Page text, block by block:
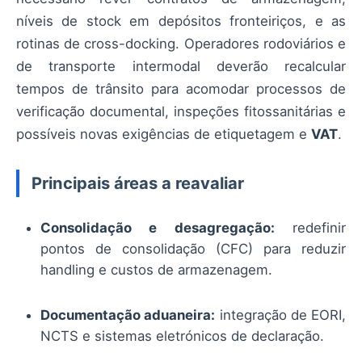
níveis de stock em depósitos fronteiriços, e as
rotinas de cross-docking. Operadores rodoviários e
de transporte intermodal deverão recalcular
tempos de trânsito para acomodar processos de
verificação documental, inspeções fitossanitárias e
possíveis novas exigências de etiquetagem e VAT.
Principais áreas a reavaliar
Consolidação e desagregação: redefinir
pontos de consolidação (CFC) para reduzir
handling e custos de armazenagem.
Documentação aduaneira: integração de EORI,
NCTS e sistemas eletrónicos de declaração.